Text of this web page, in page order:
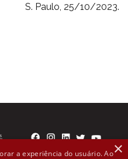
S. Paulo, 25/10/2023.
×
a experiência do usuário. Ao